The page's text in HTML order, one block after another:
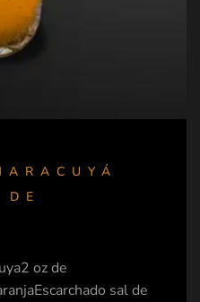
oz de
sal de